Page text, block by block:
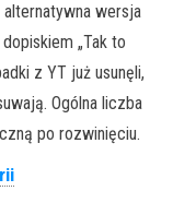
alternatywna wersja
„Tak to
z YT już usunęli,
Ogólna liczba
po rozwinięciu.